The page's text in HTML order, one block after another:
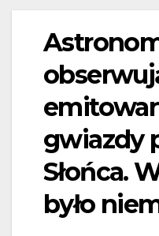
gwiazdy
Słońca.
było